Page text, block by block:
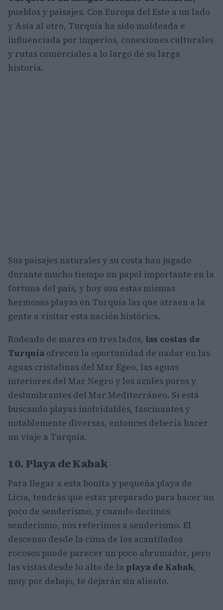
pueblos y paisajes. Con Europa del Este a un lado
y Asia al otro, Turquía ha sido moldeada e
influenciada por imperios, conexiones culturales
y rutas comerciales a lo largo de su larga
historia.
Sus paisajes naturales y su costa han jugado
durante mucho tiempo un papel importante en la
fortuna del país, y hoy son estas mismas
hermosas playas en Turquía las que atraen a la
gente a visitar esta nación histórica.
Rodeado de mares en tres lados, las costas de
Turquía ofrecen la oportunidad de nadar en las
aguas cristalinas del Mar Egeo, las aguas
interiores del Mar Negro y los azules puros y
deslumbrantes del Mar Mediterráneo. Si está
buscando playas inolvidables, fascinantes y
notablemente diversas, entonces debería hacer
un viaje a Turquía.
10. Playa de Kabak
Para llegar a esta bonita y pequeña playa de
Licia, tendrás que estar preparado para hacer un
poco de senderismo, y cuando decimos
senderismo, nos referimos a senderismo. El
descenso desde la cima de los acantilados
rocosos puede parecer un poco abrumador, pero
las vistas desde lo alto de la playa de Kabak,
muy por debajo, te dejarán sin aliento.